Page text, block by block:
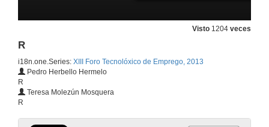
Visto 1204 veces
R
i18n.one.Series: XIII Foro Tecnolóxico de Emprego, 2013
Pedro Herbello Hermelo
R
Teresa Molezún Mosquera
R
Grupo de Dispositivos de Alta Frecuencia